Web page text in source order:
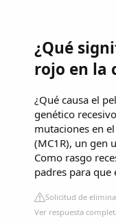
¿Qué
rojo en la
¿Qué causa el
genético
mutaciones en
(MC1R), un gen
Como rasgo
padres para que
Solicitud de
Ver respuesta